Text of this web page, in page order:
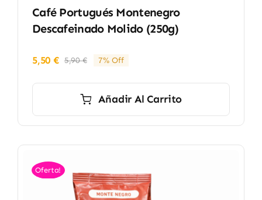
Café Portugués Montenegro
Descafeinado Molido (250g)
5,90€El
era:
5,50€
El
es:
7% Off
Añadir Al Carrito
Oferta!